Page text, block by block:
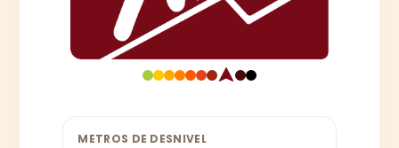
METROS DE DESNIVEL